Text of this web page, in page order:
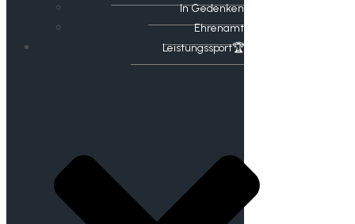
In Gedenken
Ehrenamt
​Leistungssport🏆